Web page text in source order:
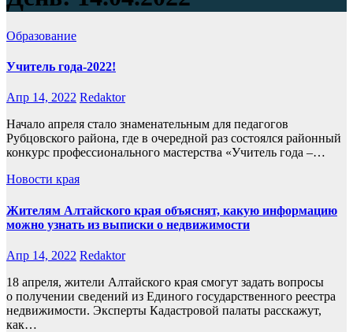
Образование
Учитель года-2022!
Апр 14, 2022 Redaktor
Начало апреля стало знаменательным для педагогов
Рубцовского района, где в очередной раз состоялся районный
конкурс профессионального мастерства «Учитель года –…
Новости края
Жителям Алтайского края объяснят, какую информацию
можно узнать из выписки о недвижимости
Апр 14, 2022 Redaktor
18 апреля, жители Алтайского края смогут задать вопросы
о получении сведений из Единого государственного реестра
недвижимости. Эксперты Кадастровой палаты расскажут,
как…